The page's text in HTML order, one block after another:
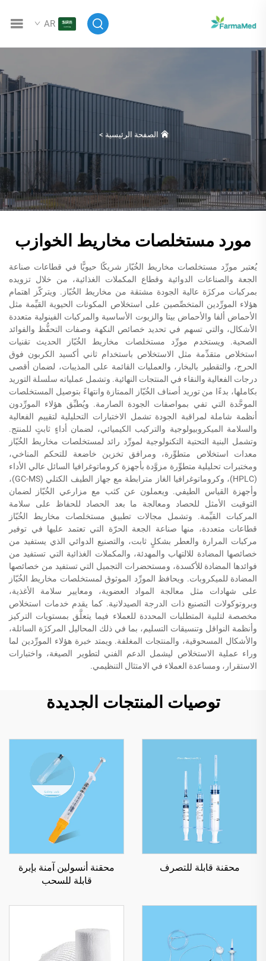
AR
الصفحة الرئيسية >
مورد مستخلصات مخاريط الخوازب
يُعتبر مورِّد مستخلصات مخاريط الخُبّاز شريكًا حيويًّا في قطاعات صناعة
الجعة والصناعات الدوائية وقطاع المكملات الغذائية، من خلال تزويده
بمركبات مركزَة عالية الجودة مشتقة من مخاريط الخُبّاز. ويتركّز اهتمام
هؤلاء المورِّدين المتخصِّصين على استخلاص المكونات الحيوية القيِّمة مثل
الأحماض ألفا والأحماض بيتا والزيوت الأساسية والمركبات الفينولية متعددة
الأشكال، والتي تسهم في تحديد خصائص النكهة وصفات التحفُّظ والفوائد
الصحية. ويستخدم مورِّد مستخلصات مخاريط الخُبّاز الحديث تقنيات
استخلاص متقدِّمة مثل الاستخلاص باستخدام ثاني أكسيد الكربون فوق
الحرج، والتقطير بالبخار، والعمليات القائمة على المذيبات، لضمان أقصى
درجات الفعالية والنقاء في المنتجات النهائية. وتشمل عملياته سلسلة التوريد
بكاملها، بدءًا من توريد أصناف الخُبّاز الممتازة وانتهاءً بتوصيل المستخلصات
الموحَّدة التي تفي بمواصفات الجودة الصارمة. ويُطبِّق هؤلاء المورِّدون
أنظمة شاملة لمراقبة الجودة تشمل الاختبارات التحليلية لتقييم الفعالية
والسلامة الميكروبيولوجية والتركيب الكيميائي، لضمان أداءٍ ثابتٍ للمنتج.
وتشمل البنية التحتية التكنولوجية لمورِّد رائد لمستخلصات مخاريط الخُبّاز
معدات استخلاص متطوِّرة، ومرافق تخزين خاضعة للتحكم المناخي،
ومختبرات تحليلية متطوِّرة مزوَّدة بأجهزة كروماتوغرافيا السائل عالي الأداء
(HPLC)، وكروماتوغرافيا الغاز مترابطة مع جهاز الطيف الكتلي (GC-MS)،
وأجهزة القياس الطيفي. ويعملون عن كثب مع مزارعي الخُبّاز لضمان
التوقيت الأمثل للحصاد ومعالجة ما بعد الحصاد للحفاظ على سلامة
المركبات القيِّمة. وتشمل مجالات تطبيق مستخلصات مخاريط الخُبّاز
قطاعات متعددة، منها صناعة الجعة الحرّة التي تعتمد عليها في توفير
مركبات المرارة والعطر بشكلٍ ثابت، والتصنيع الدوائي الذي يستفيد من
خصائصها المضادة للالتهاب والمهدئة، والمكملات الغذائية التي تستفيد من
فوائدها المضادة للأكسدة، ومستحضرات التجميل التي تستفيد من خصائصها
المضادة للميكروبات. ويحافظ المورِّد الموثوق لمستخلصات مخاريط الخُبّاز
على شهادات مثل معالجة المواد العضوية، ومعايير سلامة الأغذية،
وبروتوكولات التصنيع ذات الدرجة الصيدلانية. كما يقدم خدمات استخلاص
مخصصة لتلبية المتطلبات المحددة للعملاء فيما يتعلَّق بمستويات التركيز
وأنظمة النواقل وتنسيقات التسليم، بما في ذلك المحاليل المركزَة السائلة،
والأشكال المسحوقية، والمنتجات المغلفة. ويمتد خبرة هؤلاء المورِّدين لما
وراء عملية الاستخلاص ليشمل الدعم الفني لتطوير الصيغة، واختبارات
الاستقرار، ومساعدة العملاء في الامتثال التنظيمي.
توصيات المنتجات الجديدة
محقنة قابلة للتصرف
محقنة أنسولين آمنة بإبرة
قابلة للسحب